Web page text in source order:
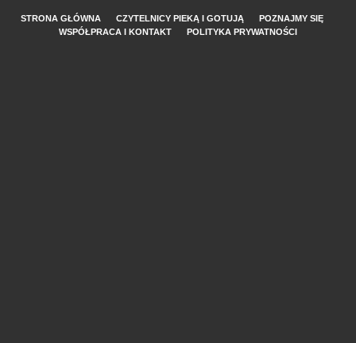
STRONA GŁÓWNA CZYTELNICY PIEKĄ I GOTUJĄ
POZNAJMY SIĘ
WSPÓŁPRACA I KONTAKT
POLITYKA PRYWATNOŚCI